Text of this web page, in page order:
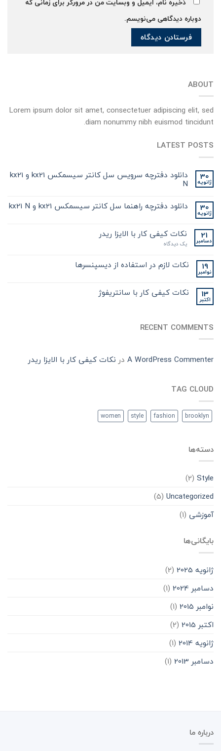
ذخیره نام، ایمیل و وبسایت من در مرورگر برای زمانی که
دوباره دیدگاهی می‌نویسم.
ABOUT
Lorem ipsum dolor sit amet, consectetuer adipiscing elit, sed
diam nonummy nibh euismod tincidunt.
LATEST POSTS
30
ژانویه
دانلود دفترچه سرویس سل کانتر سیسمکس kx21 و kx21
N
30
ژانویه
دانلود دفترچه راهنما سل کانتر سیسمکس kx21 و kx21 N
21
دسامبر
نکات کیفی کار با الایزا ریدر
یک دیدگاه
19
نوامبر
نکات لازم در استفاده از دیسپنسرها
13
اکتبر
نکات کیفی کار با سانتریفوژ
RECENT COMMENTS
A WordPress Commenter در نکات کیفی کار با الایزا ریدر
TAG CLOUD
brooklyn
fashion
style
women
دسته‌ها
Style
(2)
Uncategorized
(5)
آموزشی (1)
بایگانی‌ها
ژانویه 2025
(2)
دسامبر 2024
(1)
نوامبر 2015
(1)
اکتبر 2015
(2)
ژانویه 2014
(1)
دسامبر 2013
(1)
درباره ما